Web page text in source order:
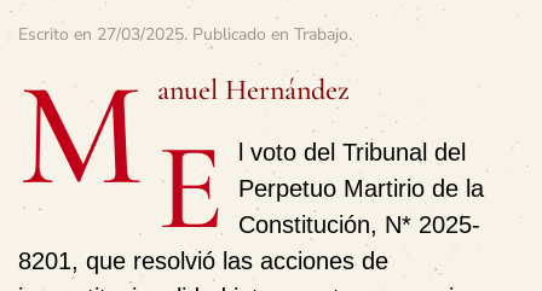
Escrito en 27/03/2025. Publicado en Trabajo.
M anuel Hernández
E
l voto del Tribunal del
Perpetuo Martirio de la
Constitución, N* 2025-
8201, que resolvió las acciones de